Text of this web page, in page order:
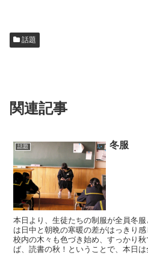
話題
関連記事
話題 冬服
本日より、生徒たちの制服が全員冬
は日中と朝晩の寒暖の差がはっきり感
校内の木々も色づき始め、すっかり
ば、読書の秋！ということで、本日